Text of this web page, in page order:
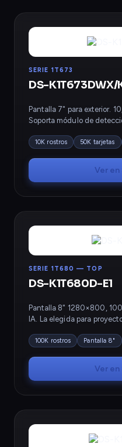
SERIE 1T673
DS-K1T673DWX/
Pantalla 7" para exterior.
Soporta módulo de
10K rostros 50K tarjetas
Ver en
SERIE 1T680 — TOP
DS-K1T680D-E1
Pantalla 8" 1280×800,
IA. La elegida para
100K rostros Pantalla 8"
Ver en